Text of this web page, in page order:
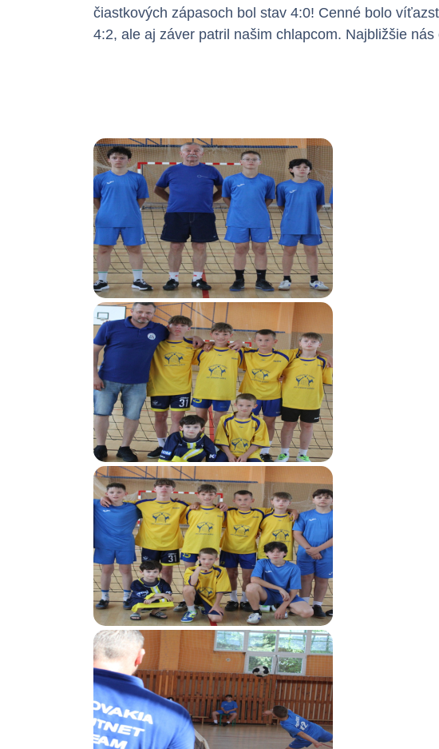
čiastkových zápasoch bol stav 4:0! Cenné bolo
4:2, ale aj záver patril našim chlapcom. Najbližšie